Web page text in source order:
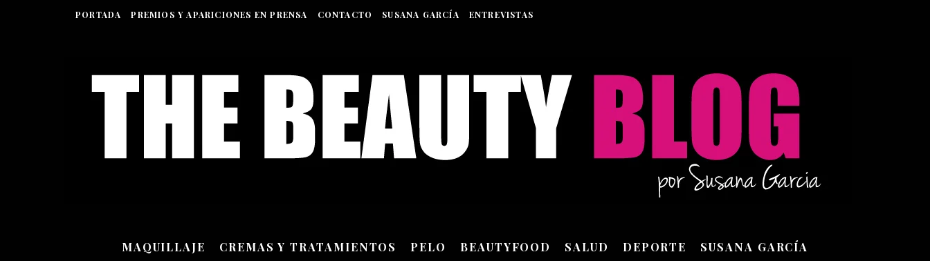
PORTADA PREMIOS Y APARICIONES EN PRENSA CONTACTO SUSANA GARCÍA ENTREVISTAS
MAQUILLAJE CREMAS Y TRATAMIENTOS PELO BEAUTYFOOD SALUD DEPORTE SUSANA GARCÍA